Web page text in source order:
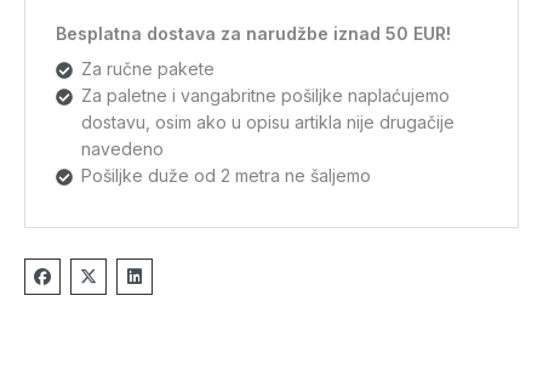
Besplatna dostava za narudžbe iznad 50 EUR!
Za ručne pakete
Za paletne i vangabritne pošiljke naplaćujemo
dostavu, osim ako u opisu artikla nije drugačije
navedeno
Pošiljke duže od 2 metra ne šaljemo